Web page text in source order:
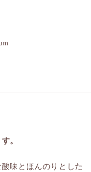
。
味とほんのりとした